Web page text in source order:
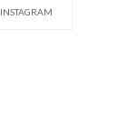
INSTAGRAM